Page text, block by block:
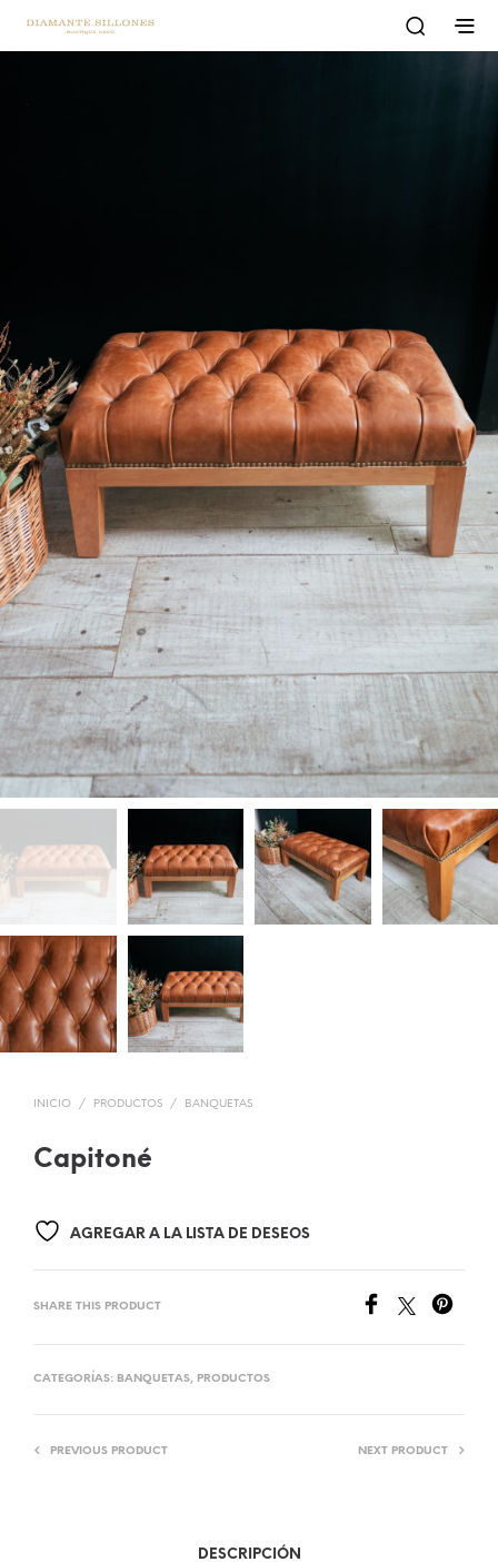
INICIO / PRODUCTOS / BANQUETAS
Capitoné
AGREGAR A LA LISTA DE DESEOS
SHARE THIS PRODUCT
CATEGORÍAS: BANQUETAS, PRODUCTOS
PREVIOUS PRODUCT NEXT PRODUCT
DESCRIPCIÓN